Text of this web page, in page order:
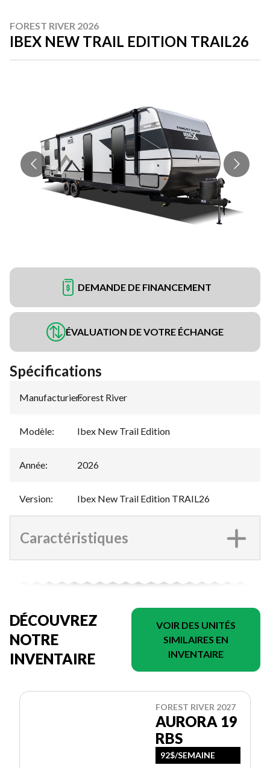
FOREST RIVER 2026
IBEX NEW TRAIL EDITION TRAIL26
DEMANDE DE FINANCEMENT
ÉVALUATION DE VOTRE ÉCHANGE
Spécifications
Manufacturier:
Forest River
Modèle: Ibex New Trail Edition
Année: 2026
Version: Ibex New Trail Edition TRAIL26
Caractéristiques
DÉCOUVREZ
NOTRE
INVENTAIRE
VOIR DES UNITÉS
SIMILAIRES EN
INVENTAIRE
FOREST RIVER 2027
AURORA 19
RBS
92$/SEMAINE